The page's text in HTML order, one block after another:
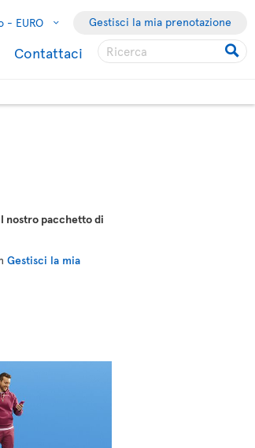
- EURO Gestisci la mia prenotazione
Contattaci
nostro pacchetto di
Gestisci la mia